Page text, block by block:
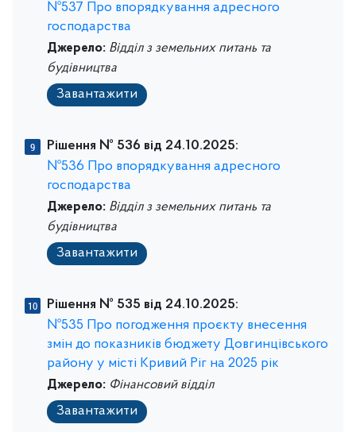
№537 Про впорядкування адресного
господарства
Джерело: Відділ з земельних питань та
будівництва
Завантажити
Рішення № 536 від 24.10.2025:
№536 Про впорядкування адресного
господарства
Джерело: Відділ з земельних питань та
будівництва
Завантажити
Рішення № 535 від 24.10.2025:
№535 Про погодження проєкту внесення
змін до показників бюджету Довгинцівського
району у місті Кривий Ріг на 2025 рік
Джерело: Фінансовий відділ
Завантажити